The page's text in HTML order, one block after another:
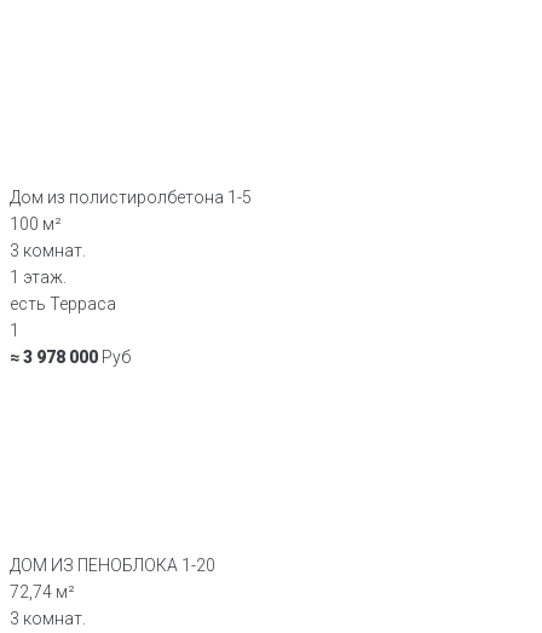
Дом из полистиролбетона 1-5
100 м²
3 комнат.
1 этаж.
есть Терраса
1
≈ 3 978 000 Руб
ДОМ ИЗ ПЕНОБЛОКА 1-20
72,74 м²
3 комнат.